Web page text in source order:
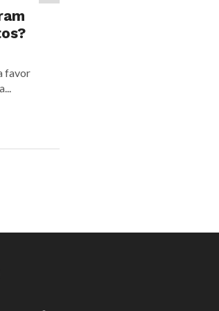
favor